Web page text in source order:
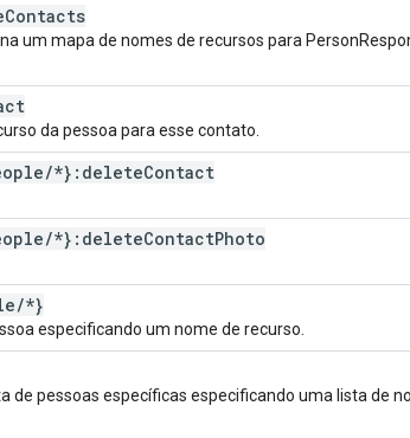
Contacts
um mapa de nomes de recursos para
da pessoa para esse contato.
/*}:deleteContact
/*}:deleteContactPhoto
/*}
especificando um nome de recurso.
de pessoas específicas especificando uma lista de